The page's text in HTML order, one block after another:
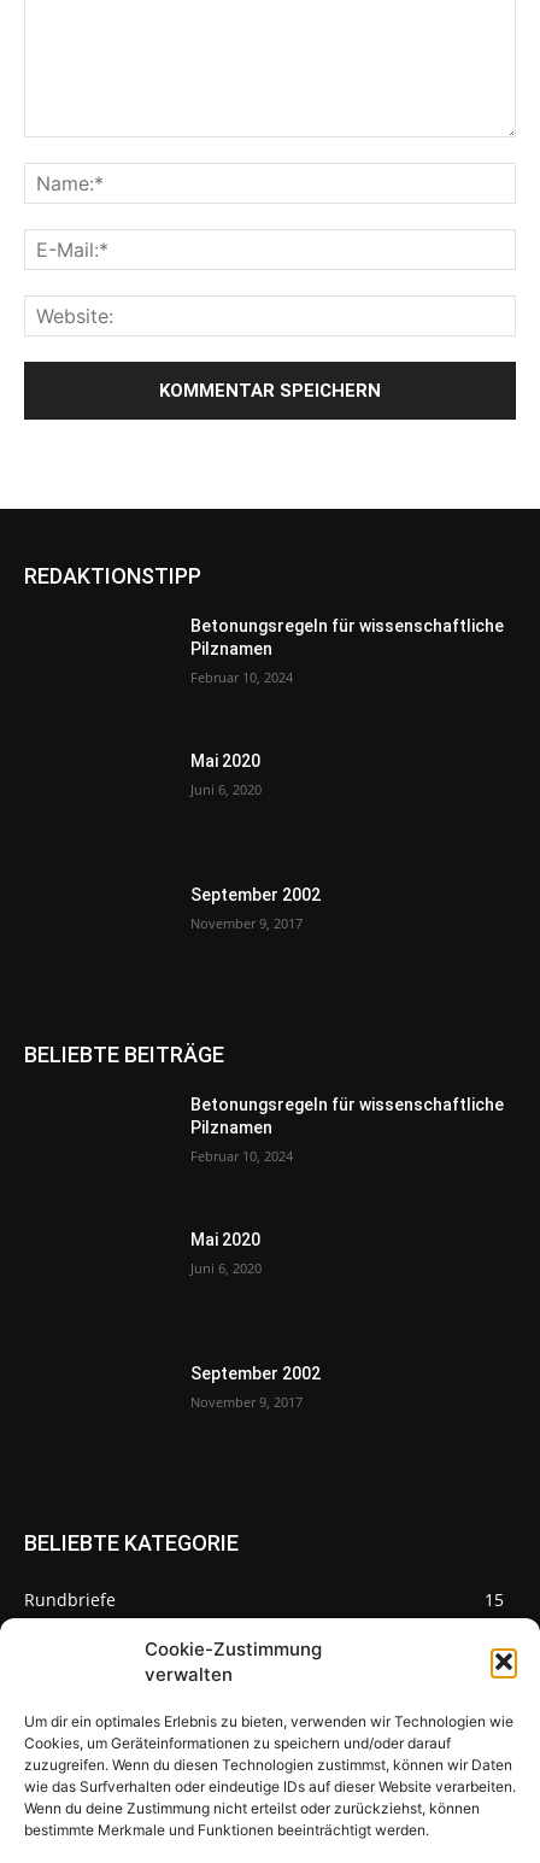
Cookie-Zustimmung
verwalten
Um dir ein optimales Erlebnis zu bieten, verwenden wir Technologien wie
Cookies, um Geräteinformationen zu speichern und/oder darauf
zuzugreifen. Wenn du diesen Technologien zustimmst, können wir Daten
wie das Surfverhalten oder eindeutige IDs auf dieser Website verarbeiten.
Wenn du deine Zustimmung nicht erteilst oder zurückziehst, können
bestimmte Merkmale und Funktionen beeinträchtigt werden.
REDAKTIONSTIPP
Betonungsregeln für wissenschaftliche
Pilznamen
Februar 10, 2024
Mai 2020
Juni 6, 2020
September 2002
November 9, 2017
BELIEBTE BEITRÄGE
Betonungsregeln für wissenschaftliche
Pilznamen
Februar 10, 2024
Mai 2020
Juni 6, 2020
September 2002
November 9, 2017
BELIEBTE KATEGORIE
Rundbriefe
15
Pilzseite
Seltene Pilze aus Mainfranken und
Deutschland